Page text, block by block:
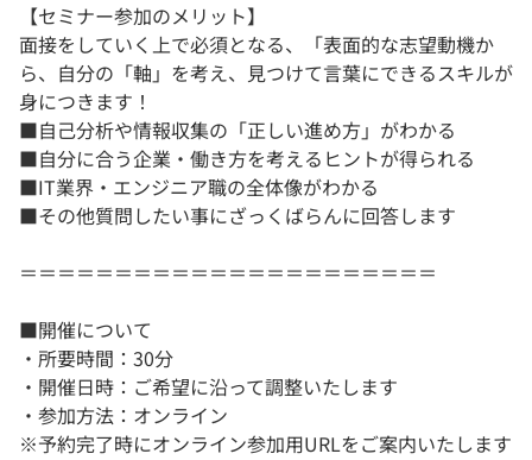
【セミナー参加のメリット】
面接をしていく上で必須となる、「表面的な志望動機か
ら、自分の「軸」を考え、見つけて言葉にできるスキルが
身につきます！
■自己分析や情報収集の「正しい進め方」がわかる
■自分に合う企業・働き方を考えるヒントが得られる
■IT業界・エンジニア職の全体像がわかる
■その他質問したい事にざっくばらんに回答します
＝＝＝＝＝＝＝＝＝＝＝＝＝＝＝＝＝＝＝＝＝＝
■開催について
・所要時間：30分
・開催日時：ご希望に沿って調整いたします
・参加方法：オンライン
※予約完了時にオンライン参加用URLをご案内いたします